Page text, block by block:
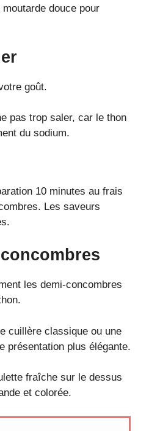
douce pour
goût.
pas trop saler, car le thon
du sodium.
10 minutes au frais
Les saveurs
les demi-concombres
cuillère classique ou une
présentation plus élégante.
fraîche sur le dessus
et colorée.